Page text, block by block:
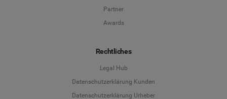
Partner
Awards
Rechtliches
Legal Hub
Datenschutzerklärung Kunden
Datenschutzerklärung Urheber